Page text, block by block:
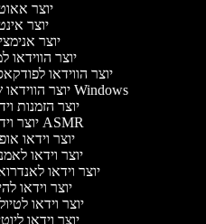
יוצר
יוצר
יוצר
יוצר הווידאו
יוצר הווידאו
יוצר הווידאו של Windows
יוצר הזמנות
יוצר וידאו ASMR
יוצר וידאו
יוצר וידאו
יוצר וידאו
יוצר וידאו
יוצר וידאו
יוצר וידאו